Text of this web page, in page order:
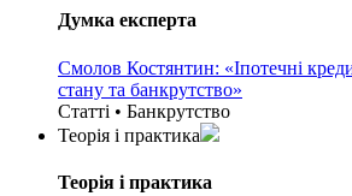
Думка експерта
Смолов Костянтин: «Іпотечні
стану та банкрутство»
Статті • Банкрутство
Теорія i практика
Теорія i практика